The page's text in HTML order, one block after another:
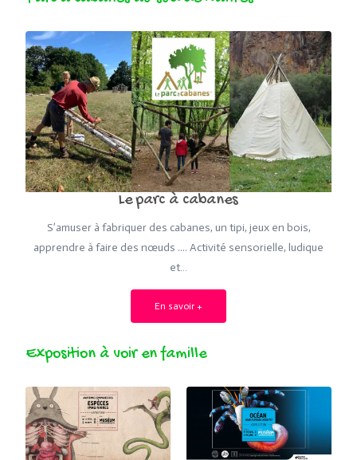
Le parc à cabanes
S’amuser à fabriquer des cabanes, un tipi, jeux en bois,
apprendre à faire des nœuds .... Activité sensorielle, ludique
et…
En savoir +
Exposition à voir en famille